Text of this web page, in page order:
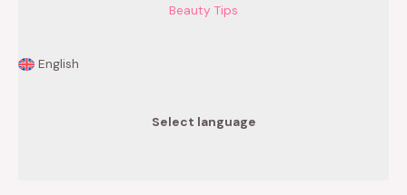
Beauty Tips
English
Select language